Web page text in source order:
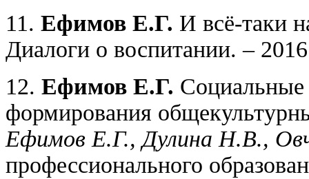
11. Ефимов Е.Г. И всё-таки
Диалоги о воспитании. –
12. Ефимов Е.Г. Социальные
формирования
Ефимов Е.Г., Дулина Н.В.,
профессионального